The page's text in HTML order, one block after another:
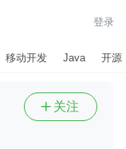
登录
移动开发 Java 开源
 关注